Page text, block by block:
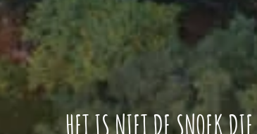
HET IS NIET DE SNOEK